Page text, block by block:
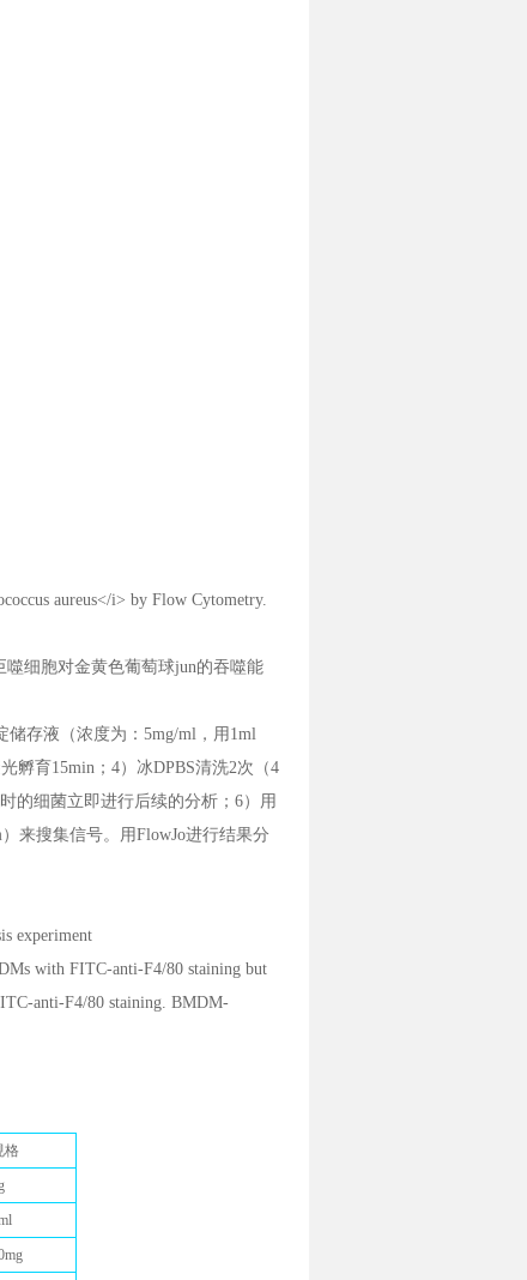
aureus</i> by Flow Cytometry.
噬细胞对金黄色葡萄球jun的吞噬能
储存液（浓度为：5mg/ml，用1ml
孵育15min；4）冰DPBS清洗2次（4
的细菌立即进行后续的分析；6）用
来搜集信号。用FlowJo进行结果分
experiment
with FITC-anti-F4/80 staining but
anti-F4/80 staining. BMDM-
格